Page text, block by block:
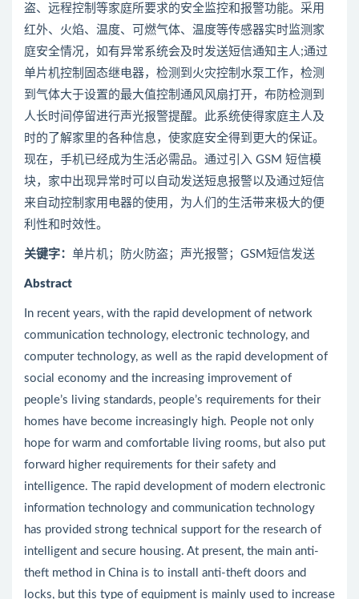
盗、远程控制等家庭所要求的安全监控和报警功能。采用
红外、火焰、温度、可燃气体、温度等传感器实时监测家
庭安全情况，如有异常系统会及时发送短信通知主人;通过
单片机控制固态继电器，检测到火灾控制水泵工作，检测
到气体大于设置的最大值控制通风风扇打开，布防检测到
人长时间停留进行声光报警提醒。此系统使得家庭主人及
时的了解家里的各种信息，使家庭安全得到更大的保证。
现在，手机已经成为生活必需品。通过引入 GSM 短信模
块，家中出现异常时可以自动发送短息报警以及通过短信
来自动控制家用电器的使用，为人们的生活带来极大的便
利性和时效性。
关键字： 单片机；防火防盗；声光报警；GSM短信发送
Abstract
In recent years, with the rapid development of network
communication technology, electronic technology, and
computer technology, as well as the rapid development of
social economy and the increasing improvement of
people’s living standards, people’s requirements for their
homes have become increasingly high. People not only
hope for warm and comfortable living rooms, but also put
forward higher requirements for their safety and
intelligence. The rapid development of modern electronic
information technology and communication technology
has provided strong technical support for the research of
intelligent and secure housing. At present, the main anti-
theft method in China is to install anti-theft doors and
locks, but this type of equipment is mainly used to increase